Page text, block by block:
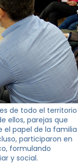
de todo el territorio
ellos, parejas que
el papel de la familia
participaron en
formulando
y social.